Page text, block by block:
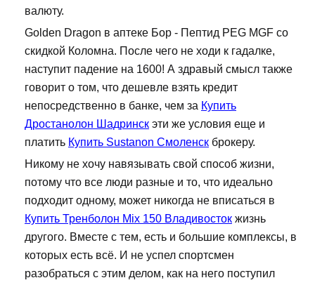
валюту.
Golden Dragon в аптеке Бор - Пептид PEG MGF со
скидкой Коломна. После чего не ходи к гадалке,
наступит падение на 1600! А здравый смысл также
говорит о том, что дешевле взять кредит
непосредственно в банке, чем за Купить
Дростанолон Шадринск эти же условия еще и
платить Купить Sustanon Смоленск брокеру.
Никому не хочу навязывать свой способ жизни,
потому что все люди разные и то, что идеально
подходит одному, может никогда не вписаться в
Купить Тренболон Mix 150 Владивосток жизнь
другого. Вместе с тем, есть и большие комплексы, в
которых есть всё. И не успел спортсмен
разобраться с этим делом, как на него поступил